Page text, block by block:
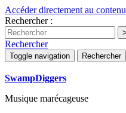
Accéder directement au contenu
Rechercher :
Rechercher
Toggle navigation Rechercher
SwampDiggers
Musique marécageuse